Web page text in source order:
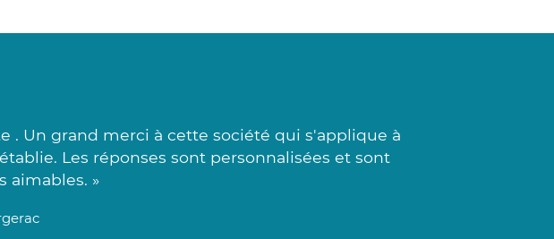
. Un grand merci à cette société qui s'applique à
Les réponses sont personnalisées et sont
aimables. »